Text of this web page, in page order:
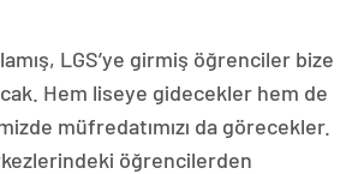
LGS’ye girmiş öğrenciler bize
Hem liseye gidecekler hem de
müfredatımızı da görecekler.
öğrencilerden